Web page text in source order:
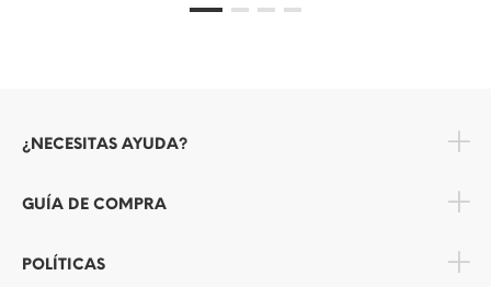
¿NECESITAS AYUDA?
GUÍA DE COMPRA
POLÍTICAS